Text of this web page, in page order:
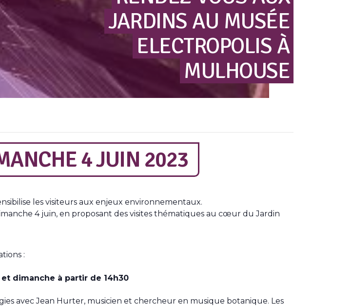
JARDINS AU MUSÉE
ELECTROPOLIS À
MULHOUSE
4 JUIN 2023
les visiteurs aux enjeux environnementaux.
4 juin, en proposant des visites thématiques au cœur du Jardin
:
dimanche à partir de 14h30
avec Jean Hurter, musicien et chercheur en musique botanique. Les